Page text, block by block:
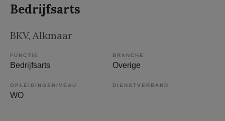
Bedrijfsarts
BKV, Alkmaar
FUNCTIE
Bedrijfsarts
BRANCHE
Overige
OPLEIDINGSNIVEAU
WO
DIENSTVERBAND